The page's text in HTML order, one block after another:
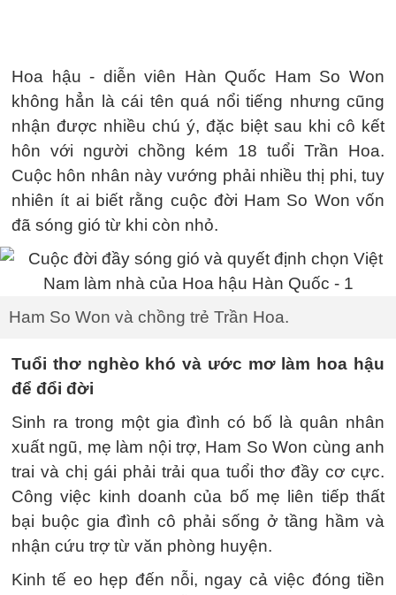
Hoa hậu - diễn viên Hàn Quốc Ham So Won
không hẳn là cái tên quá nổi tiếng nhưng cũng
nhận được nhiều chú ý, đặc biệt sau khi cô kết
hôn với người chồng kém 18 tuổi Trần Hoa.
Cuộc hôn nhân này vướng phải nhiều thị phi, tuy
nhiên ít ai biết rằng cuộc đời Ham So Won vốn
đã sóng gió từ khi còn nhỏ.
Ham So Won và chồng trẻ Trần Hoa.
Tuổi thơ nghèo khó và ước mơ làm hoa hậu
để đổi đời
Sinh ra trong một gia đình có bố là quân nhân
xuất ngũ, mẹ làm nội trợ, Ham So Won cùng anh
trai và chị gái phải trải qua tuổi thơ đầy cơ cực.
Công việc kinh doanh của bố mẹ liên tiếp thất
bại buộc gia đình cô phải sống ở tầng hầm và
nhận cứu trợ từ văn phòng huyện.
Kinh tế eo hẹp đến nỗi, ngay cả việc đóng tiền